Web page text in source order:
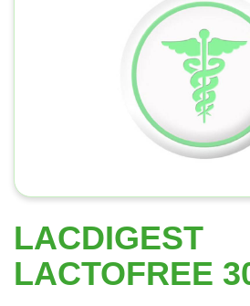
LACDIGEST
LACTOFREE